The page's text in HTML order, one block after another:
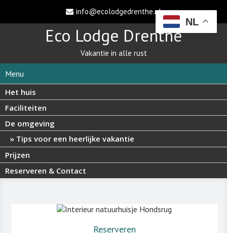
info@ecolodgedrenthe.nl
Eco Lodge Drenthe
Vakantie in alle rust
Menu
Het huis
Faciliteiten
De omgeving
Tips voor een heerlijke vakantie
Prijzen
Reserveren & Contact
Reserveren
NL